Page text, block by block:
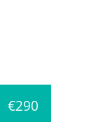
€290